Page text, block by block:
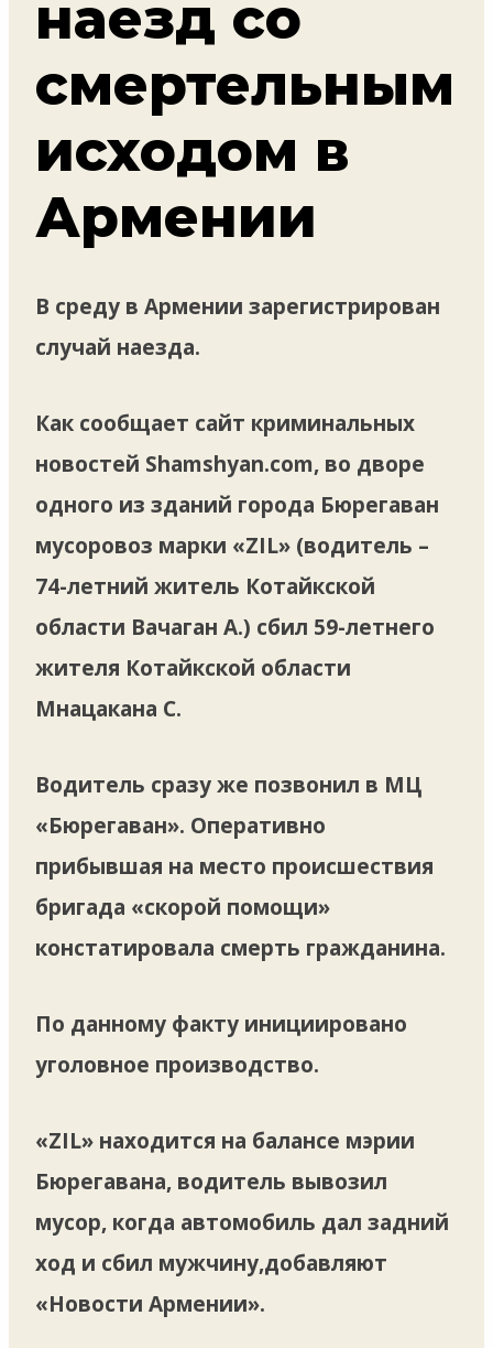
наезд со
смертельным
исходом в
Армении
В среду в Армении зарегистрирован
случай наезда.
Как сообщает сайт криминальных
новостей Shamshyan.com, во дворе
одного из зданий города Бюрегаван
мусоровоз марки «ZIL» (водитель –
74-летний житель Котайкской
области Вачаган А.) сбил 59-летнего
жителя Котайкской области
Мнацакана С.
Водитель сразу же позвонил в МЦ
«Бюрегаван». Оперативно
прибывшая на место происшествия
бригада «скорой помощи»
констатировала смерть гражданина.
По данному факту инициировано
уголовное производство.
«ZIL» находится на балансе мэрии
Бюрегавана, водитель вывозил
мусор, когда автомобиль дал задний
ход и сбил мужчину,добавляют
«Новости Армении».